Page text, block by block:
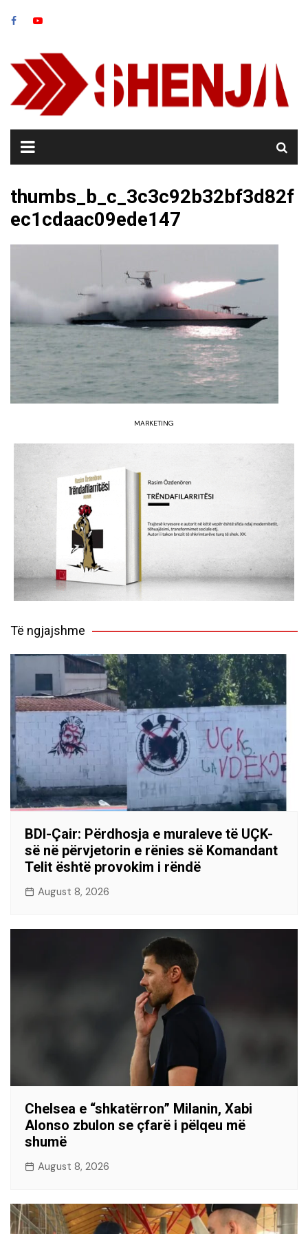
thumbs_b_c_3c3c92b32bf3d82f
ec1cdaac09ede147
MARKETING
Të ngjajshme
BDI-Çair: Përdhosja e muraleve të UÇK-
së në përvjetorin e rënies së Komandant
Telit është provokim i rëndë
August 8, 2026
Chelsea e “shkatërron” Milanin, Xabi
Alonso zbulon se çfarë i pëlqeu më
shumë
August 8, 2026